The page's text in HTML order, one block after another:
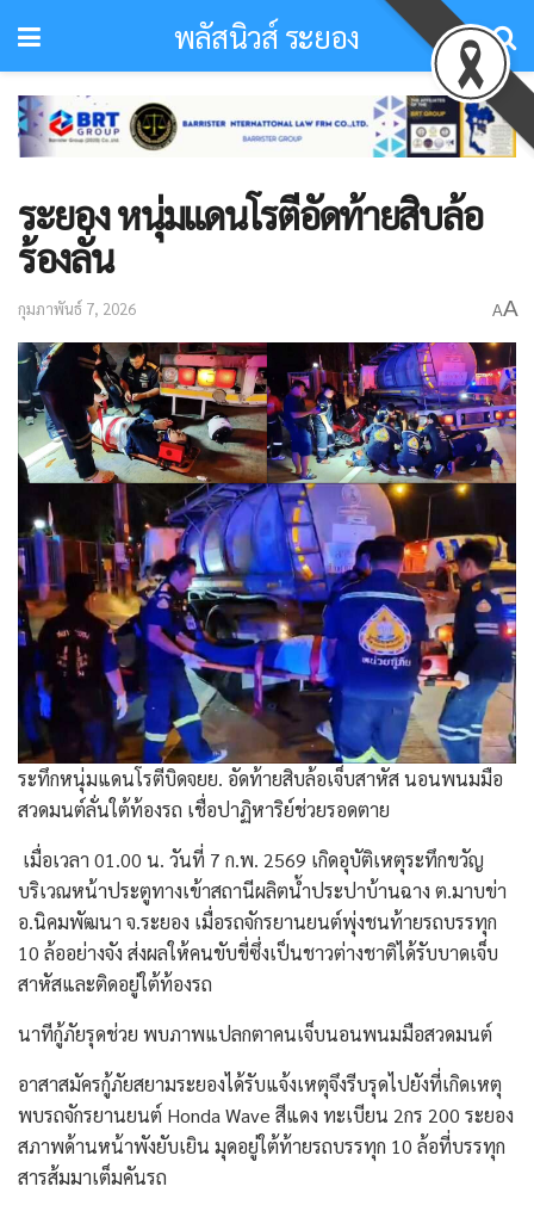
พลัสนิวส์ ระยอง
ระยอง หนุ่มแดนโรตีอัดท้ายสิบล้อ
ร้องลั่น
กุมภาพันธ์ 7, 2026 AA
ระทึกหนุ่มแดนโรตีบิดจยย. อัดท้ายสิบล้อเจ็บสาหัส นอนพนมมือ
สวดมนต์ลั่นใต้ท้องรถ เชื่อปาฏิหาริย์ช่วยรอดตาย
​ เมื่อเวลา 01.00 น. วันที่ 7 ก.พ. 2569 เกิดอุบัติเหตุระทึกขวัญ
บริเวณหน้าประตูทางเข้าสถานีผลิตน้ำประปาบ้านฉาง ต.มาบข่า
อ.นิคมพัฒนา จ.ระยอง เมื่อรถจักรยานยนต์พุ่งชนท้ายรถบรรทุก
10 ล้ออย่างจัง ส่งผลให้คนขับขี่ซึ่งเป็นชาวต่างชาติได้รับบาดเจ็บ
สาหัสและติดอยู่ใต้ท้องรถ
​นาทีกู้ภัยรุดช่วย พบภาพแปลกตาคนเจ็บนอนพนมมือสวดมนต์
​อาสาสมัครกู้ภัยสยามระยองได้รับแจ้งเหตุจึงรีบรุดไปยังที่เกิดเหตุ
พบรถจักรยานยนต์ Honda Wave สีแดง ทะเบียน 2กร 200 ระยอง
สภาพด้านหน้าพังยับเยิน มุดอยู่ใต้ท้ายรถบรรทุก 10 ล้อที่บรรทุก
สารส้มมาเต็มคันรถ